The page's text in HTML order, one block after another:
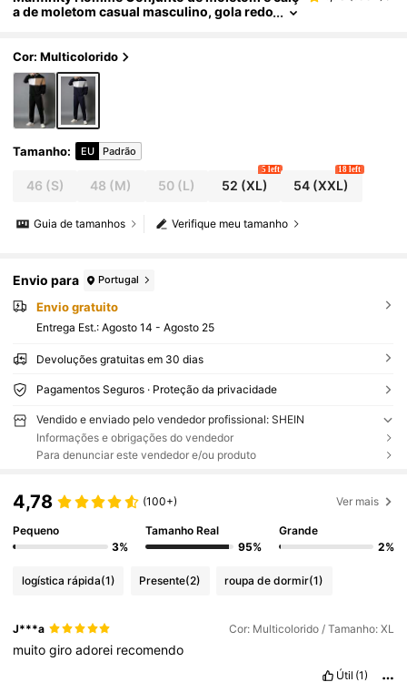
a de moletom casual masculino, gola redo
gasalho masculino, terno de corrida masculin
o, conjunto de moletom casual, duas peças, r
oupas de outono
Cor: Multicolorido
Tamanho: EU Padrão
46 (S) 48 (M) 50(L) 52 (XL)
5 left
54 (XXL)
18 left
Verifique meu tamanho
Guia de tamanhos
Envio para Portugal
Envio gratuito
Entrega Est.: Agosto 14 - Agosto 25
Devoluções gratuitas em 30 dias
Pagamentos Seguros · Proteção da privacidade
Vendido e enviado pelo vendedor profissional: SHEIN
Informações e obrigações do vendedor
Para denunciar este vendedor e/ou produto
4,78 (100+) Ver mais
Pequeno
3%
Tamanho Real
95%
Grande
2%
logística rápida(1) Presente(2) roupa de dormir(1)
J***a Cor: Multicolorido / Tamanho: XL
muitogiroadorei recomendo
Útil (1)